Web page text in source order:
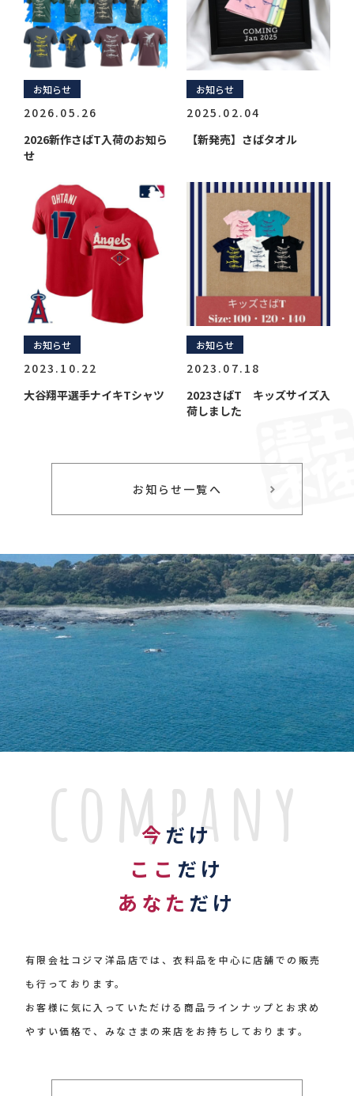
お知らせ
2026.05.26
2026新作さばT入荷のお知ら
せ
お知らせ
2025.02.04
【新発売】さばタオル
お知らせ
2023.10.22
大谷翔平選手ナイキTシャツ
お知らせ
2023.07.18
2023さばT キッズサイズ入
荷しました
お知らせ一覧へ
company
今だけ
ここ だけ
あなた だけ
有限会社コジマ洋品店では、衣料品を中心に店舗での販売
も行っております。
お客様に気に入っていただける商品ラインナップとお求め
やすい価格で、みなさまの来店をお持ちしております。